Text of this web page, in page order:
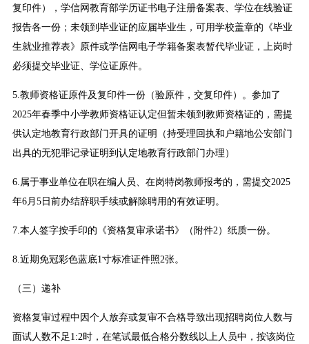
复印件），学信网教育部学历证书电子注册备案表、学位在线验证
报告各一份；未领到毕业证的应届毕业生，可用学校盖章的《毕业
生就业推荐表》原件或学信网电子学籍备案表暂代毕业证，上岗时
必须提交毕业证、学位证原件。
5.教师资格证原件及复印件一份（验原件，交复印件）。参加了
2025年春季中小学教师资格证认定但暂未领到教师资格证的，需提
供认定地教育行政部门开具的证明（持受理回执和户籍地公安部门
出具的无犯罪记录证明到认定地教育行政部门办理）
6.属于事业单位在职在编人员、在岗特岗教师报考的，需提交2025
年6月5日前办结辞职手续或解除聘用的有效证明。
7.本人签字按手印的《资格复审承诺书》（附件2）纸质一份。
8.近期免冠彩色蓝底1寸标准证件照2张。
（三）递补
资格复审过程中因个人放弃或复审不合格导致出现招聘岗位人数与
面试人数不足1:2时，在笔试最低合格分数线以上人员中，按该岗位